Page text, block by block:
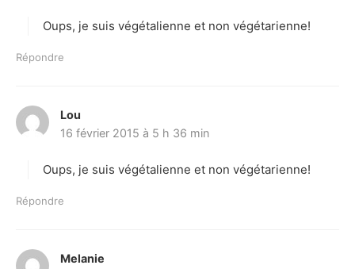
Oups, je suis végétalienne et non végétarienne!
Répondre
Lou
i
16 février 2015 à 5 h 36 min
Oups, je suis végétalienne et non végétarienne!
Répondre
Melanie